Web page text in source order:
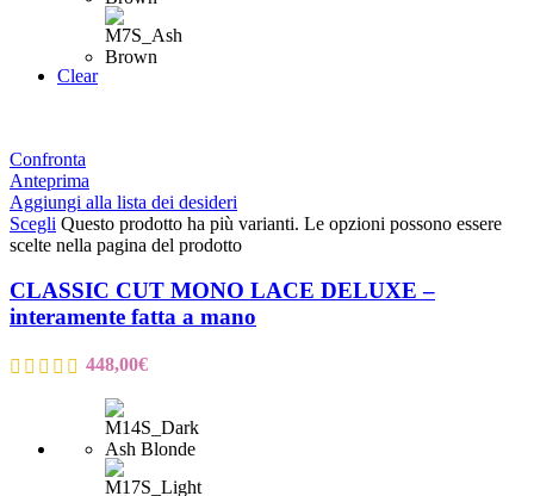
Clear
Confronta
Anteprima
Aggiungi alla lista dei desideri
Scegli Questo prodotto ha più varianti. Le opzioni possono essere
scelte nella pagina del prodotto
CLASSIC CUT MONO LACE DELUXE –
interamente fatta a mano
448,00€